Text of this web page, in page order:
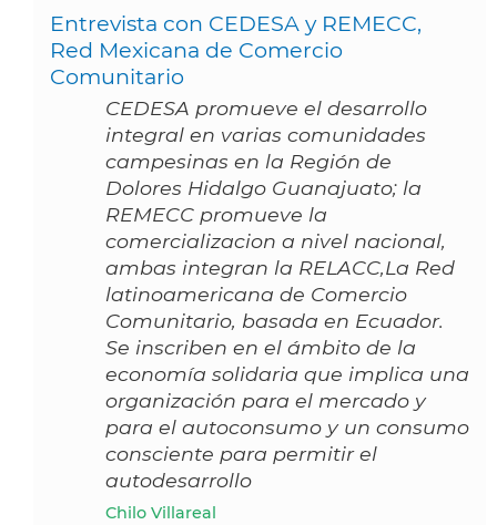
Entrevista con CEDESA y REMECC,
Red Mexicana de Comercio
Comunitario
CEDESA promueve el desarrollo
integral en varias comunidades
campesinas en la Región de
Dolores Hidalgo Guanajuato; la
REMECC promueve la
comercializacion a nivel nacional,
ambas integran la RELACC,La Red
latinoamericana de Comercio
Comunitario, basada en Ecuador.
Se inscriben en el ámbito de la
economía solidaria que implica una
organización para el mercado y
para el autoconsumo y un consumo
consciente para permitir el
autodesarrollo
Chilo Villareal